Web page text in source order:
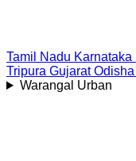
Tamil Nadu Karnataka
Tripura Gujarat Odisha
Warangal Urban